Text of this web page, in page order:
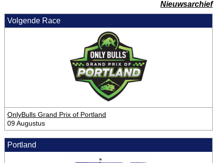
Nieuwsarchief
Volgende Race
OnlyBulls Grand Prix of Portland
09 Augustus
Portland